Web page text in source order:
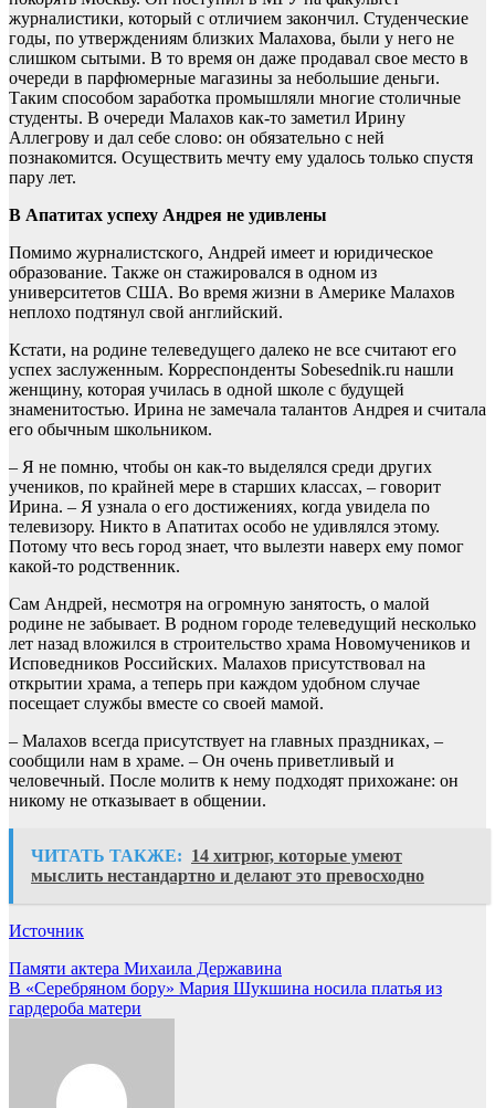
журналистики, который с отличием закончил. Студенческие
годы, по утверждениям близких Малахова, были у него не
слишком сытыми. В то время он даже продавал свое место в
очереди в парфюмерные магазины за небольшие деньги.
Таким способом заработка промышляли многие столичные
студенты. В очереди Малахов как-то заметил Ирину
Аллегрову и дал себе слово: он обязательно с ней
познакомится. Осуществить мечту ему удалось только спустя
пару лет.
В Апатитах успеху Андрея не удивлены
Помимо журналистского, Андрей имеет и юридическое
образование. Также он стажировался в одном из
университетов США. Во время жизни в Америке Малахов
неплохо подтянул свой английский.
Кстати, на родине телеведущего далеко не все считают его
успех заслуженным. Корреспонденты Sobesednik.ru нашли
женщину, которая училась в одной школе с будущей
знаменитостью. Ирина не замечала талантов Андрея и считала
его обычным школьником.
– Я не помню, чтобы он как-то выделялся среди других
учеников, по крайней мере в старших классах, – говорит
Ирина. – Я узнала о его достижениях, когда увидела по
телевизору. Никто в Апатитах особо не удивлялся этому.
Потому что весь город знает, что вылезти наверх ему помог
какой-то родственник.
Сам Андрей, несмотря на огромную занятость, о малой
родине не забывает. В родном городе телеведущий несколько
лет назад вложился в строительство храма Новомучеников и
Исповедников Российских. Малахов присутствовал на
открытии храма, а теперь при каждом удобном случае
посещает службы вместе со своей мамой.
– Малахов всегда присутствует на главных праздниках, –
сообщили нам в храме. – Он очень приветливый и
человечный. После молитв к нему подходят прихожане: он
никому не отказывает в общении.
ЧИТАТЬ ТАКЖЕ: 14 хитрюг, которые умеют
мыслить нестандартно и делают это превосходно
Источник
Навигация
по
Памяти актера Михаила Державина
В «Серебряном бору» Мария Шукшина носила платья из
гардероба матери